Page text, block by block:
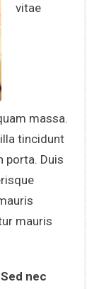
vitae
massa.
tincidunt
porta. Duis
mauris
nec